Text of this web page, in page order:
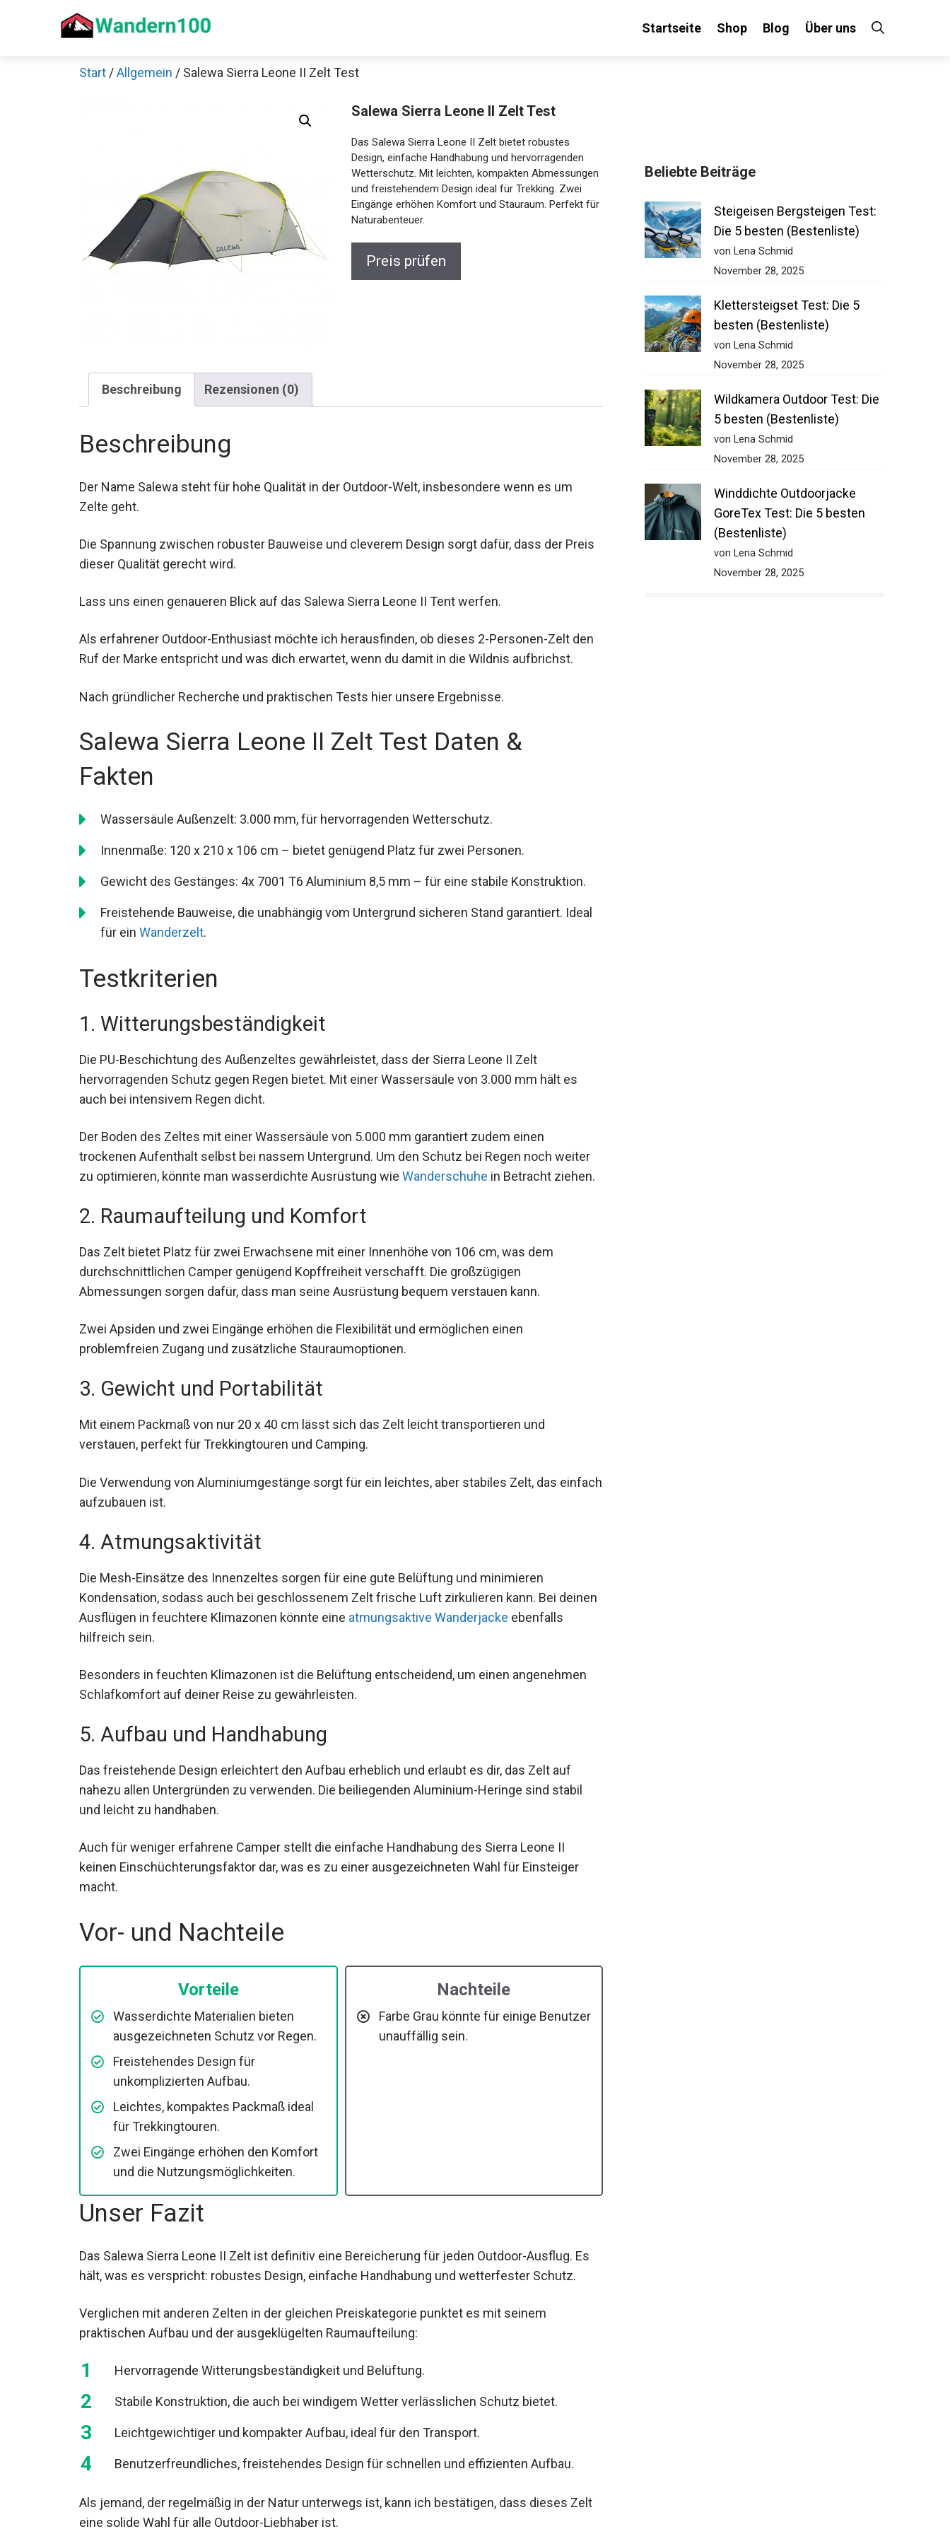
Startseite Shop Blog Über uns
Start /Allgemein / Salewa Sierra Leone II Zelt Test
Salewa Sierra Leone II Zelt Test
Das Salewa Sierra Leone II Zelt bietet robustes
Design, einfache Handhabung und hervorragenden
Wetterschutz. Mit leichten, kompakten Abmessungen
und freistehendem Design ideal für Trekking. Zwei
Eingänge erhöhen Komfort und Stauraum. Perfekt
für Naturabenteuer.
Preis prüfen
Beschreibung Rezensionen (0)
Beschreibung
Der Name Salewa steht für hohe Qualität in der Outdoor-Welt, insbesondere wenn es um
Zelte geht.
Die Spannung zwischen robuster Bauweise und cleverem Design sorgt dafür, dass der Preis
dieser Qualität gerecht wird.
Lass uns einen genaueren Blick auf das Salewa Sierra Leone II Tent werfen.
Als erfahrener Outdoor-Enthusiast möchte ich herausfinden, ob dieses 2-Personen-Zelt den
Ruf der Marke entspricht und was dich erwartet, wenn du damit in die Wildnis aufbrichst.
Nach gründlicher Recherche und praktischen Tests hier unsere Ergebnisse.
Salewa Sierra Leone II Zelt Test Daten &
Fakten
Wassersäule Außenzelt: 3.000 mm, für hervorragenden Wetterschutz.
Innenmaße: 120 x 210 x 106 cm – bietet genügend Platz für zwei Personen.
Gewicht des Gestänges: 4x 7001 T6 Aluminium 8,5 mm – für eine stabile Konstruktion.
Freistehende Bauweise, die unabhängig vom Untergrund sicheren Stand garantiert. Ideal
für ein Wanderzelt
Testkriterien
1. Witterungsbeständigkeit
Die PU-Beschichtung des Außenzeltes gewährleistet, dass der Sierra Leone II Zelt
hervorragenden Schutz gegen Regen bietet. Mit einer Wassersäule von 3.000 mm hält es
auch bei intensivem Regen dicht.
Der Boden des Zeltes mit einer Wassersäule von 5.000 mm garantiert zudem einen
trockenen Aufenthalt selbst bei nassem Untergrund. Um den Schutz bei Regen noch weiter
zu optimieren, könnte man wasserdichte Ausrüstung wie Wanderschuhe in Betracht ziehen.
2. Raumaufteilung und Komfort
Das Zelt bietet Platz für zwei Erwachsene mit einer Innenhöhe von 106 cm, was dem
durchschnittlichen Camper genügend Kopffreiheit verschafft. Die großzügigen
Abmessungen sorgen dafür, dass man seine Ausrüstung bequem verstauen kann.
Zwei Apsiden und zwei Eingänge erhöhen die Flexibilität und ermöglichen einen
problemfreien Zugang und zusätzliche Stauraumoptionen.
3. Gewicht und Portabilität
Mit einem Packmaß von nur 20 x 40 cm lässt sich das Zelt leicht transportieren und
verstauen, perfekt für Trekkingtouren und Camping.
Die Verwendung von Aluminiumgestänge sorgt für ein leichtes, aber stabiles Zelt, das
einfach aufzubauen ist.
4. Atmungsaktivität
Die Mesh-Einsätze des Innenzeltes sorgen für eine gute Belüftung und minimieren
Kondensation, sodass auch bei geschlossenem Zelt frische Luft zirkulieren kann. Bei
deinen Ausflügen in feuchtere Klimazonen könnte eineatmungsaktive Wanderjacke
ebenfalls hilfreich sein.
Besonders in feuchten Klimazonen ist die Belüftung entscheidend, um einen angenehmen
Schlafkomfort auf deiner Reise zu gewährleisten.
5. Aufbau und Handhabung
Das freistehende Design erleichtert den Aufbau erheblich und erlaubt es dir, das Zelt auf
nahezu allen Untergründen zu verwenden. Die beiliegenden Aluminium-Heringe sind stabil
und leicht zu handhaben.
Auch für weniger erfahrene Camper stellt die einfache Handhabung des Sierra Leone II
keinen Einschüchterungsfaktor dar, was es zu einer ausgezeichneten Wahl für Einsteiger
macht.
Vor- und Nachteile
Vorteile
Wasserdichte Materialien bieten
ausgezeichneten Schutz vor Regen.
Freistehendes Design für
unkomplizierten Aufbau.
Leichtes, kompaktes Packmaß ideal
für Trekkingtouren.
Zwei Eingänge erhöhen den Komfort
und die Nutzungsmöglichkeiten.
Nachteile
Farbe Grau könnte für einige Benutzer
unauffällig sein.
Unser Fazit
Das Salewa Sierra Leone II Zelt ist definitiv eine Bereicherung für jeden Outdoor-Ausflug. Es
hält, was es verspricht: robustes Design, einfache Handhabung und wetterfester Schutz.
Verglichen mit anderen Zelten in der gleichen Preiskategorie punktet es mit seinem
praktischen Aufbau und der ausgeklügelten Raumaufteilung:
Hervorragende Witterungsbeständigkeit und Belüftung.
Stabile Konstruktion, die auch bei windigem Wetter verlässlichen Schutz bietet.
Leichtgewichtiger und kompakter Aufbau, ideal für den Transport.
Benutzerfreundliches, freistehendes Design für schnellen und effizienten Aufbau.
Als jemand, der regelmäßig in der Natur unterwegs ist, kann ich bestätigen, dass dieses Zelt
eine solide Wahl für alle Outdoor-Liebhaber ist.
Beliebte Beiträge
Steigeisen Bergsteigen Test:
Die 5 besten (Bestenliste)
von Lena Schmid
November 28, 2025
Klettersteigset Test: Die 5
besten (Bestenliste)
von Lena Schmid
November 28, 2025
Wildkamera Outdoor Test: Die
5 besten (Bestenliste)
von Lena Schmid
November 28, 2025
Winddichte Outdoorjacke
GoreTex Test: Die 5 besten
(Bestenliste)
von Lena Schmid
November 28, 2025
Decathlon Sale
Schaue dir jetzt die meistverkauften Produkte im Sale bei Decathlon an!
Jetzt anschauen